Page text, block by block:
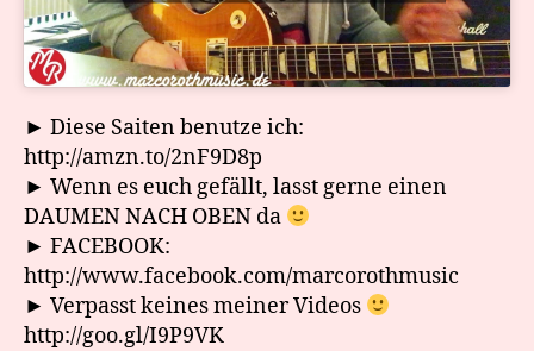
► Diese Saiten benutze ich:
http://amzn.to/2nF9D8p
► Wenn es euch gefällt, lasst gerne einen
DAUMEN NACH OBEN da
► FACEBOOK:
http://www.facebook.com/marcorothmusic
► Verpasst keines meiner Videos
http://goo.gl/I9P9VK